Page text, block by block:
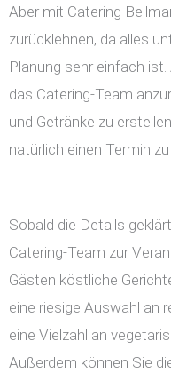
Aber mit Catering
zurücklehnen, da alles
Planung sehr einfach
das Catering-Team
und Getränke zu
natürlich einen Termin
Sobald die Details
Catering-Team zur
Gästen köstliche
eine riesige Auswahl an
eine Vielzahl an
Außerdem können Sie